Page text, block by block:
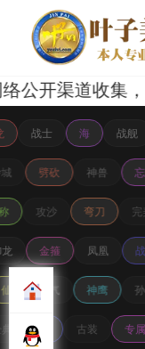
道收集，
战士 海 战舰
城 劈砍 神兽
攻沙 弯刀 完
龙 金箍 凤凰
霸气 神鹰
古装 专